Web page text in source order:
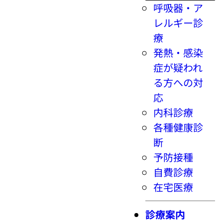
呼吸器・ア
レルギー診
療
発熱・感染
症が疑われ
る方への対
応
内科診療
各種健康診
断
予防接種
自費診療
在宅医療
診療案内